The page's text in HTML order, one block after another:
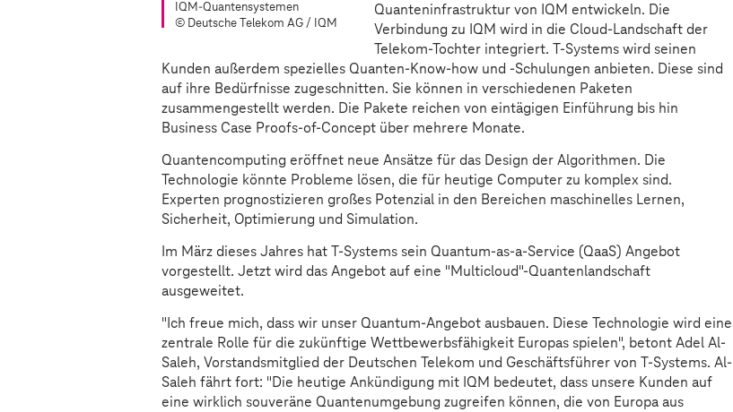
IQM-Quantensystemen
© Deutsche Telekom AG / IQM
Quanteninfrastruktur von IQM entwickeln. Die
Verbindung zu IQM wird in die Cloud-Landschaft der
Telekom-Tochter integriert. T-Systems wird seinen
Kunden außerdem spezielles Quanten-Know-how und -Schulungen anbieten. Diese sind
auf ihre Bedürfnisse zugeschnitten. Sie können in verschiedenen Paketen
zusammengestellt werden. Die Pakete reichen von eintägigen Einführung bis hin
Business Case Proofs-of-Concept über mehrere Monate.
Quantencomputing eröffnet neue Ansätze für das Design der Algorithmen. Die
Technologie könnte Probleme lösen, die für heutige Computer zu komplex sind.
Experten prognostizieren großes Potenzial in den Bereichen maschinelles Lernen,
Sicherheit, Optimierung und Simulation.
Im März dieses Jahres hat T-Systems sein Quantum-as-a-Service (QaaS) Angebot
vorgestellt. Jetzt wird das Angebot auf eine "Multicloud"-Quantenlandschaft
ausgeweitet.
"Ich freue mich, dass wir unser Quantum-Angebot ausbauen. Diese Technologie wird eine
zentrale Rolle für die zukünftige Wettbewerbsfähigkeit Europas spielen", betont Adel Al-
Saleh, Vorstandsmitglied der Deutschen Telekom und Geschäftsführer von T-Systems. Al-
Saleh fährt fort: "Die heutige Ankündigung mit IQM bedeutet, dass unsere Kunden auf
eine wirklich souveräne Quantenumgebung zugreifen können, die von Europa aus